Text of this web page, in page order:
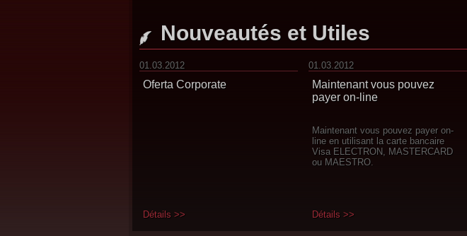
Nouveautés et Utiles
01.03.2012
Oferta Corporate
Détails >>
01.03.2012
Maintenant vous pouvez
payer on-line
Maintenant vous pouvez payer on-
line en utilisant la carte bancaire
Visa ELECTRON, MASTERCARD
ou MAESTRO.
Détails >>